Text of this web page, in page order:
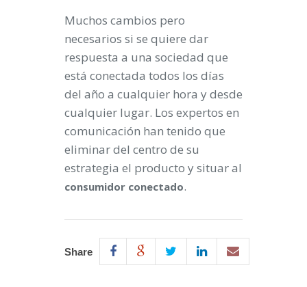
Muchos cambios pero
necesarios si se quiere dar
respuesta a una sociedad que
está conectada todos los días
del año a cualquier hora y desde
cualquier lugar. Los expertos en
comunicación han tenido que
eliminar del centro de su
estrategia el producto y situar al
consumidor conectado.
Share